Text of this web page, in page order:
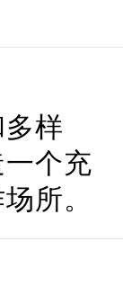
样
个充
所。